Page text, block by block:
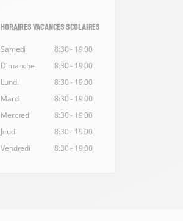
HORAIRES VACANCES SCOLAIRES
Samedi
8:30 - 19:00
Dimanche
8:30 - 19:00
Lundi
8:30 - 19:00
Mardi
8:30 - 19:00
Mercredi
8:30 - 19:00
Jeudi
8:30 - 19:00
Vendredi
8:30 - 19:00